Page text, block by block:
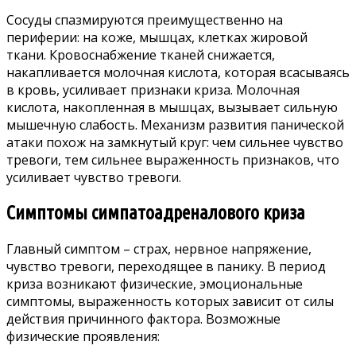
Сосуды спазмируются преимущественно на
периферии: на коже, мышцах, клетках жировой
ткани. Кровоснабжение тканей снижается,
накапливается молочная кислота, которая всасываясь
в кровь, усиливает признаки криза. Молочная
кислота, накопленная в мышцах, вызывает сильную
мышечную слабость. Механизм развития панической
атаки похож на замкнутый круг: чем сильнее чувство
тревоги, тем сильнее выраженность признаков, что
усиливает чувство тревоги.
Симптомы симпатоадреналового криза
Главный симптом – страх, нервное напряжение,
чувство тревоги, переходящее в панику. В период
криза возникают физические, эмоциональные
симптомы, выраженность которых зависит от силы
действия причинного фактора. Возможные
физические проявления: